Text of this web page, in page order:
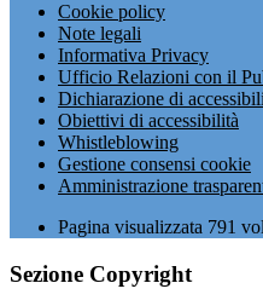
Cookie policy
Note legali
Informativa Privacy
Ufficio Relazioni con il
Dichiarazione di
Obiettivi di accessibilità
Whistleblowing
Gestione consensi cookie
Amministrazione
Pagina visualizzata 791
Sezione Copyright